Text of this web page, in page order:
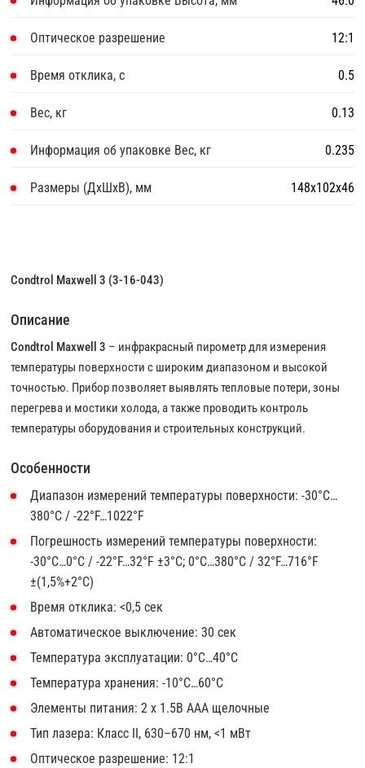
Condtrol Maxwell 3 (3-16-043)
Описание
Condtrol Maxwell 3 – инфракрасный пирометр для измерения
температуры поверхности с широким диапазоном и высокой
точностью. Прибор позволяет выявлять тепловые потери, зоны
перегрева и мостики холода, а также проводить контроль
температуры оборудования и строительных конструкций.
Особенности
Диапазон измерений температуры поверхности: -30°С…
380°С / -22°F…1022°F
Погрешность измерений температуры поверхности:
-30°С…0°С / -22°F…32°F ±3°С; 0°С…380°С / 32°F…716°F
±(1,5%+2°С)
Время отклика: <0,5 сек
Автоматическое выключение: 30 сек
Температура эксплуатации: 0°С…40°С
Температура хранения: -10°С…60°С
Элементы питания: 2 x 1.5В AAA щелочные
Тип лазера: Класс II, 630–670 нм, <1 мВт
Оптическое разрешение: 12:1
Оптическое разрешение 12:1
Время отклика, с 0.5
Вес, кг 0.13
Информация об упаковке Вес, кг 0.235
Размеры (ДхШхВ), мм 148x102x46